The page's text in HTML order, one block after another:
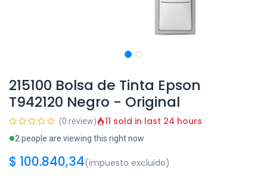
215100 Bolsa de Tinta Epson
T942120 Negro - Original
(0 review) 11 sold in last 24 hours
2 people are viewing this right now
$ 100.840,34(impuesto excluido)